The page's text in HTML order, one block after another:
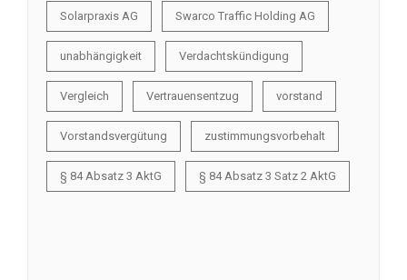
Solarpraxis AG Swarco Traffic Holding AG
unabhängigkeit Verdachtskündigung
Vergleich Vertrauensentzug vorstand
Vorstandsvergütung zustimmungsvorbehalt
§ 84 Absatz 3 AktG § 84 Absatz 3 Satz 2 AktG